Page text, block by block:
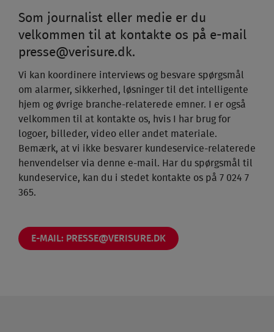
Som journalist eller medie er du
velkommen til at kontakte os på e-mail
presse@verisure.dk.
Vi kan koordinere interviews og besvare spørgsmål
om alarmer, sikkerhed, løsninger til det intelligente
hjem og øvrige branche-relaterede emner. I er også
velkommen til at kontakte os, hvis I har brug for
logoer, billeder, video eller andet materiale.
Bemærk, at vi ikke besvarer kundeservice-relaterede
henvendelser via denne e-mail. Har du spørgsmål til
kundeservice, kan du i stedet kontakte os på 7 024 7
365.
E-MAIL: PRESSE@VERISURE.DK